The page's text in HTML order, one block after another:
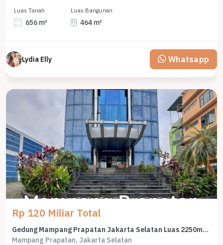
Luas Tanah
656 m²
Luas Bangunan
464 m²
Lydia Elly Whatsapp
Rp 120 Miliar Total
Gedung Mampang Prapatan Jakarta Selatan Luas 2250m2 Dijual Cepat
Mampang Prapatan, Jakarta Selatan